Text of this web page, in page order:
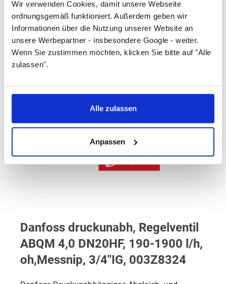
Wir verwenden Cookies, damit unsere Webseite
ordnungsgemäß funktioniert. Außerdem geben wir
Informationen über die Nutzung unserer Website an
unsere Werbepartner - insbesondere Google - weiter.
Wenn Sie zustimmen möchten, klicken Sie bitte auf "Alle
zulassen".
Alle zulassen
Anpassen
Artikelnummer
Danfoss druckunabh, Regelventil
ABQM 4,0 DN20HF, 190-1900 l/h,
oh,Messnip, 3/4''IG, 003Z8324